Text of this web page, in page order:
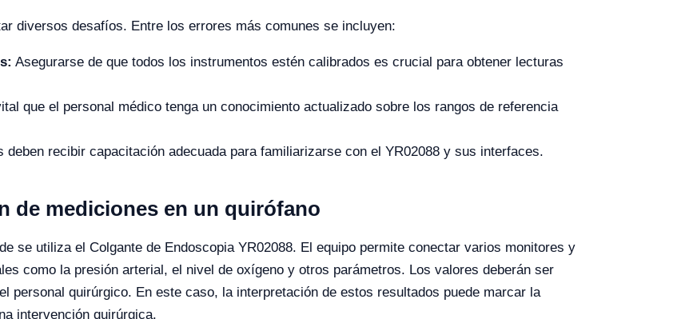
diversos desafíos. Entre los errores más comunes se incluyen:
Asegurarse de que todos los instrumentos estén calibrados es crucial para obtener lecturas
que el personal médico tenga un conocimiento actualizado sobre los rangos de referencia
deben recibir capacitación adecuada para familiarizarse con el YR02088 y sus interfaces.
de mediciones en un quirófano
se utiliza el Colgante de Endoscopia YR02088. El equipo permite conectar varios monitores y
como la presión arterial, el nivel de oxígeno y otros parámetros. Los valores deberán ser
personal quirúrgico. En este caso, la interpretación de estos resultados puede marcar la
intervención quirúrgica.